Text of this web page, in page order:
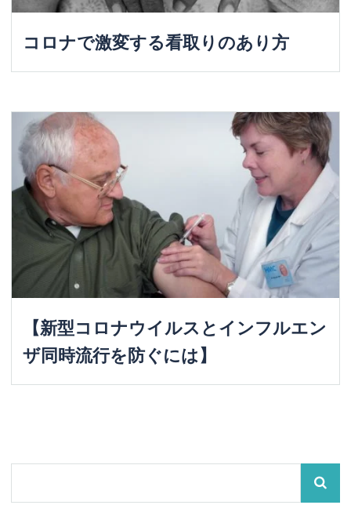
コロナで激変する看取りのあり方
【新型コロナウイルスとインフルエン
ザ同時流行を防ぐには】